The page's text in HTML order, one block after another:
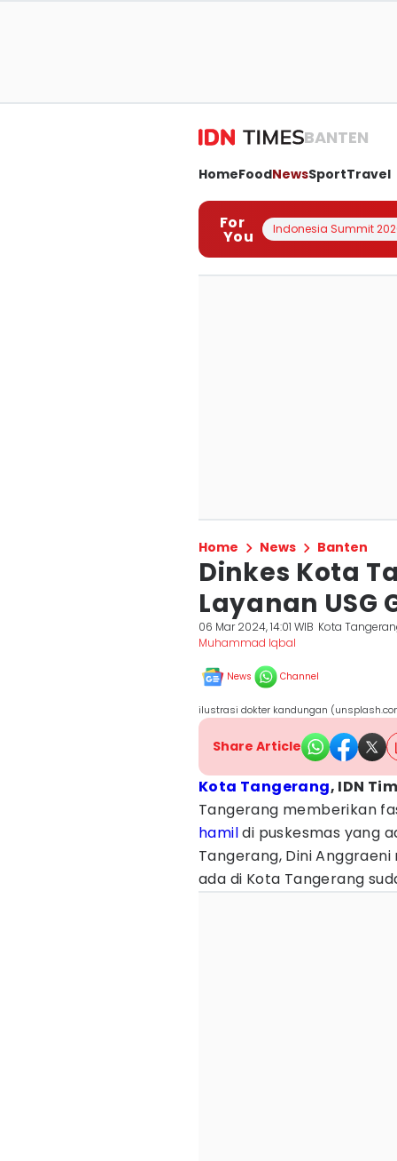
BANTEN
HomeFoodNewsSportTravel
For
You Indonesia Summit
Home News Banten
Dinkes Kota
Layanan USG
06 Mar 2024, 14:01 WIB Kota
Muhammad Iqbal
News Channel
ilustrasi dokter kandungan
Share Article
Kota Tangerang, IDN
Tangerang memberikan
hamildi puskesmas yang
Tangerang, Dini
ada di Kota Tangerang